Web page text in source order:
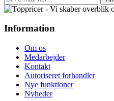
Information
Om os
Medarbejder
Kontakt
Autoriseret forhandler
Nye funktioner
Nyheder